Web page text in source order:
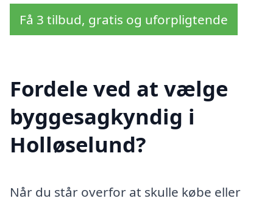
Få 3 tilbud, gratis og uforpligtende
Fordele ved at vælge
byggesagkyndig i
Holløselund?
Når du står overfor at skulle købe eller